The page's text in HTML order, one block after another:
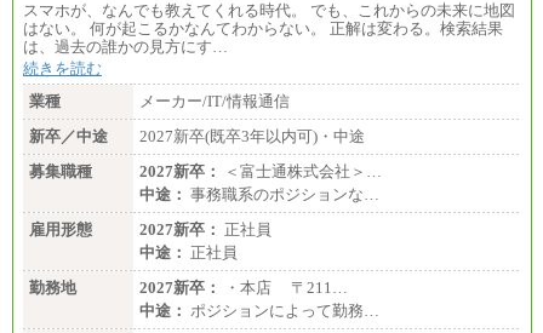
スマホが、なんでも教えてくれる時代。 でも、これからの未来に地図
はない。 何が起こるかなんてわからない。 正解は変わる。検索結果
は、過去の誰かの見方にす…
続きを読む
業種
メーカー/IT/情報通信
新卒／中途
2027新卒(既卒3年以内可)・中途
募集職種
2027新卒：
＜富士通株式会社＞…
中途： 事務職系のポジションな…
雇用形態
2027新卒： 正社員
中途： 正社員
勤務地
2027新卒：
・本店 〒211…
中途： ポジションによって勤務…